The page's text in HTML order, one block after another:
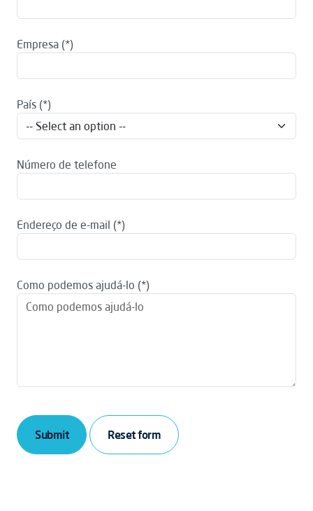
Empresa
País
Número de telefone
Endereço de e-mail
Como podemos ajudá-lo
Submit